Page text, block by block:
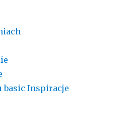
basic Inspiracje